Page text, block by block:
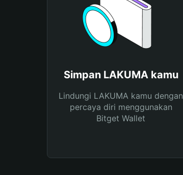
Simpan LAKUMA kamu
Lindungi LAKUMA kamu dengan
percaya diri menggunakan
Bitget Wallet